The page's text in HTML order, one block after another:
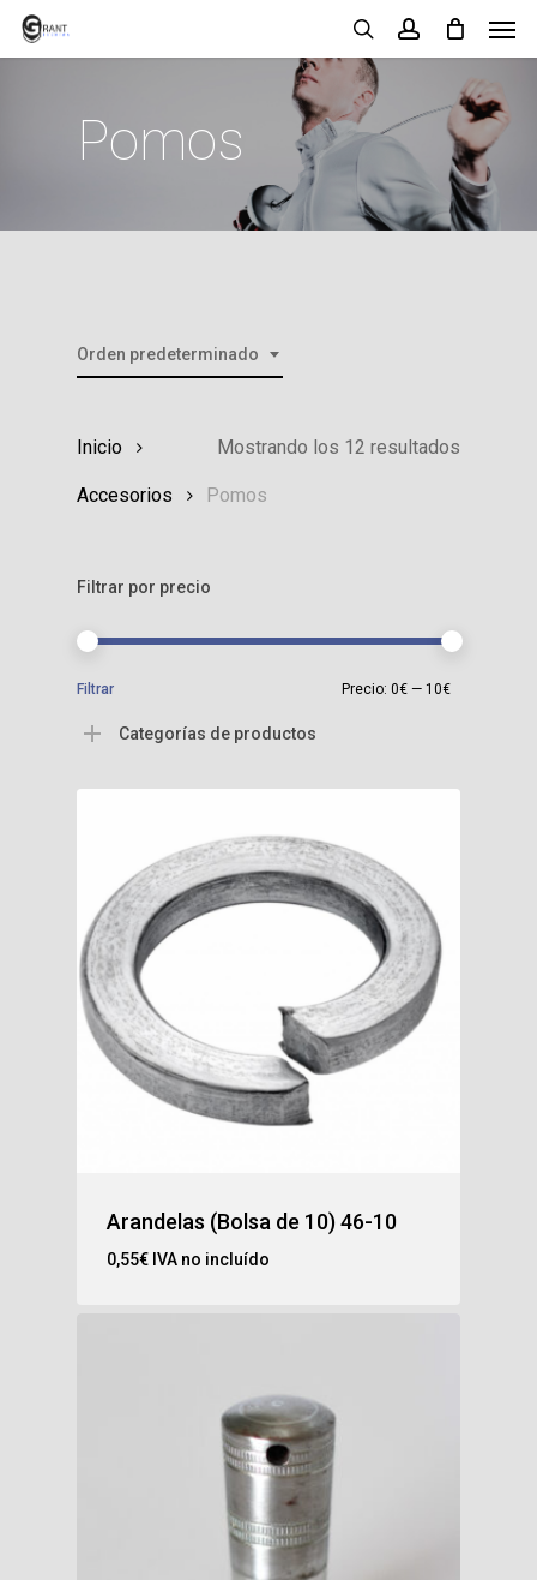
Skip
to
searchaccount
Pomos
Orden predeterminado
Mostrando los 12 resultados
Inicio
Accesorios Pomos
Filtrar por precio
Filtrar Precio: 0€ — 10€
Categorías de productos
Arandelas (Bolsa de 10) 46-10
0,55€ IVA no incluído